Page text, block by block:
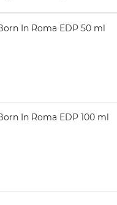
In Roma EDP 50 ml
In Roma EDP 100 ml